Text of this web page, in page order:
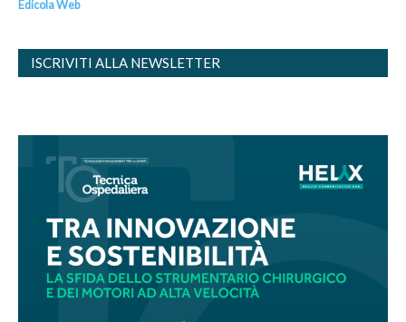
Edicola Web
ISCRIVITI ALLA NEWSLETTER